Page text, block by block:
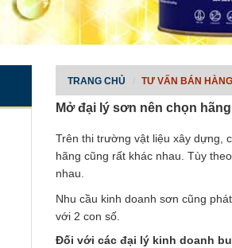
TRANG CHỦ TƯ VẤN BÁN HÀNG
Mở đại lý sơn nên chọn
Trên thi trường vật liệu xây dựng,
hãng cũng rất khác nhau. Tùy
nhau.
Nhu cầu kinh doanh sơn cũng
với 2 con số.
Đối với các đại lý kinh doanh